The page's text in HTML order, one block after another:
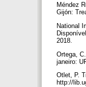
Méndez
Gijón:
National
2018.
Ortega,
janeiro:
Otlet, P.
http://